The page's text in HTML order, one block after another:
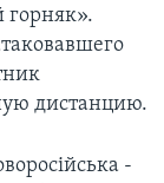
горняк».
дистанцию.
-